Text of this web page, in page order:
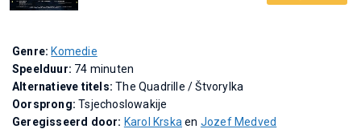
Genre: Komedie
Speelduur: 74 minuten
Alternatieve titels:The Quadrille/Štvorylka
Oorsprong:Tsjechoslowakije
Geregisseerd door: Karol Krska en Jozef Medved